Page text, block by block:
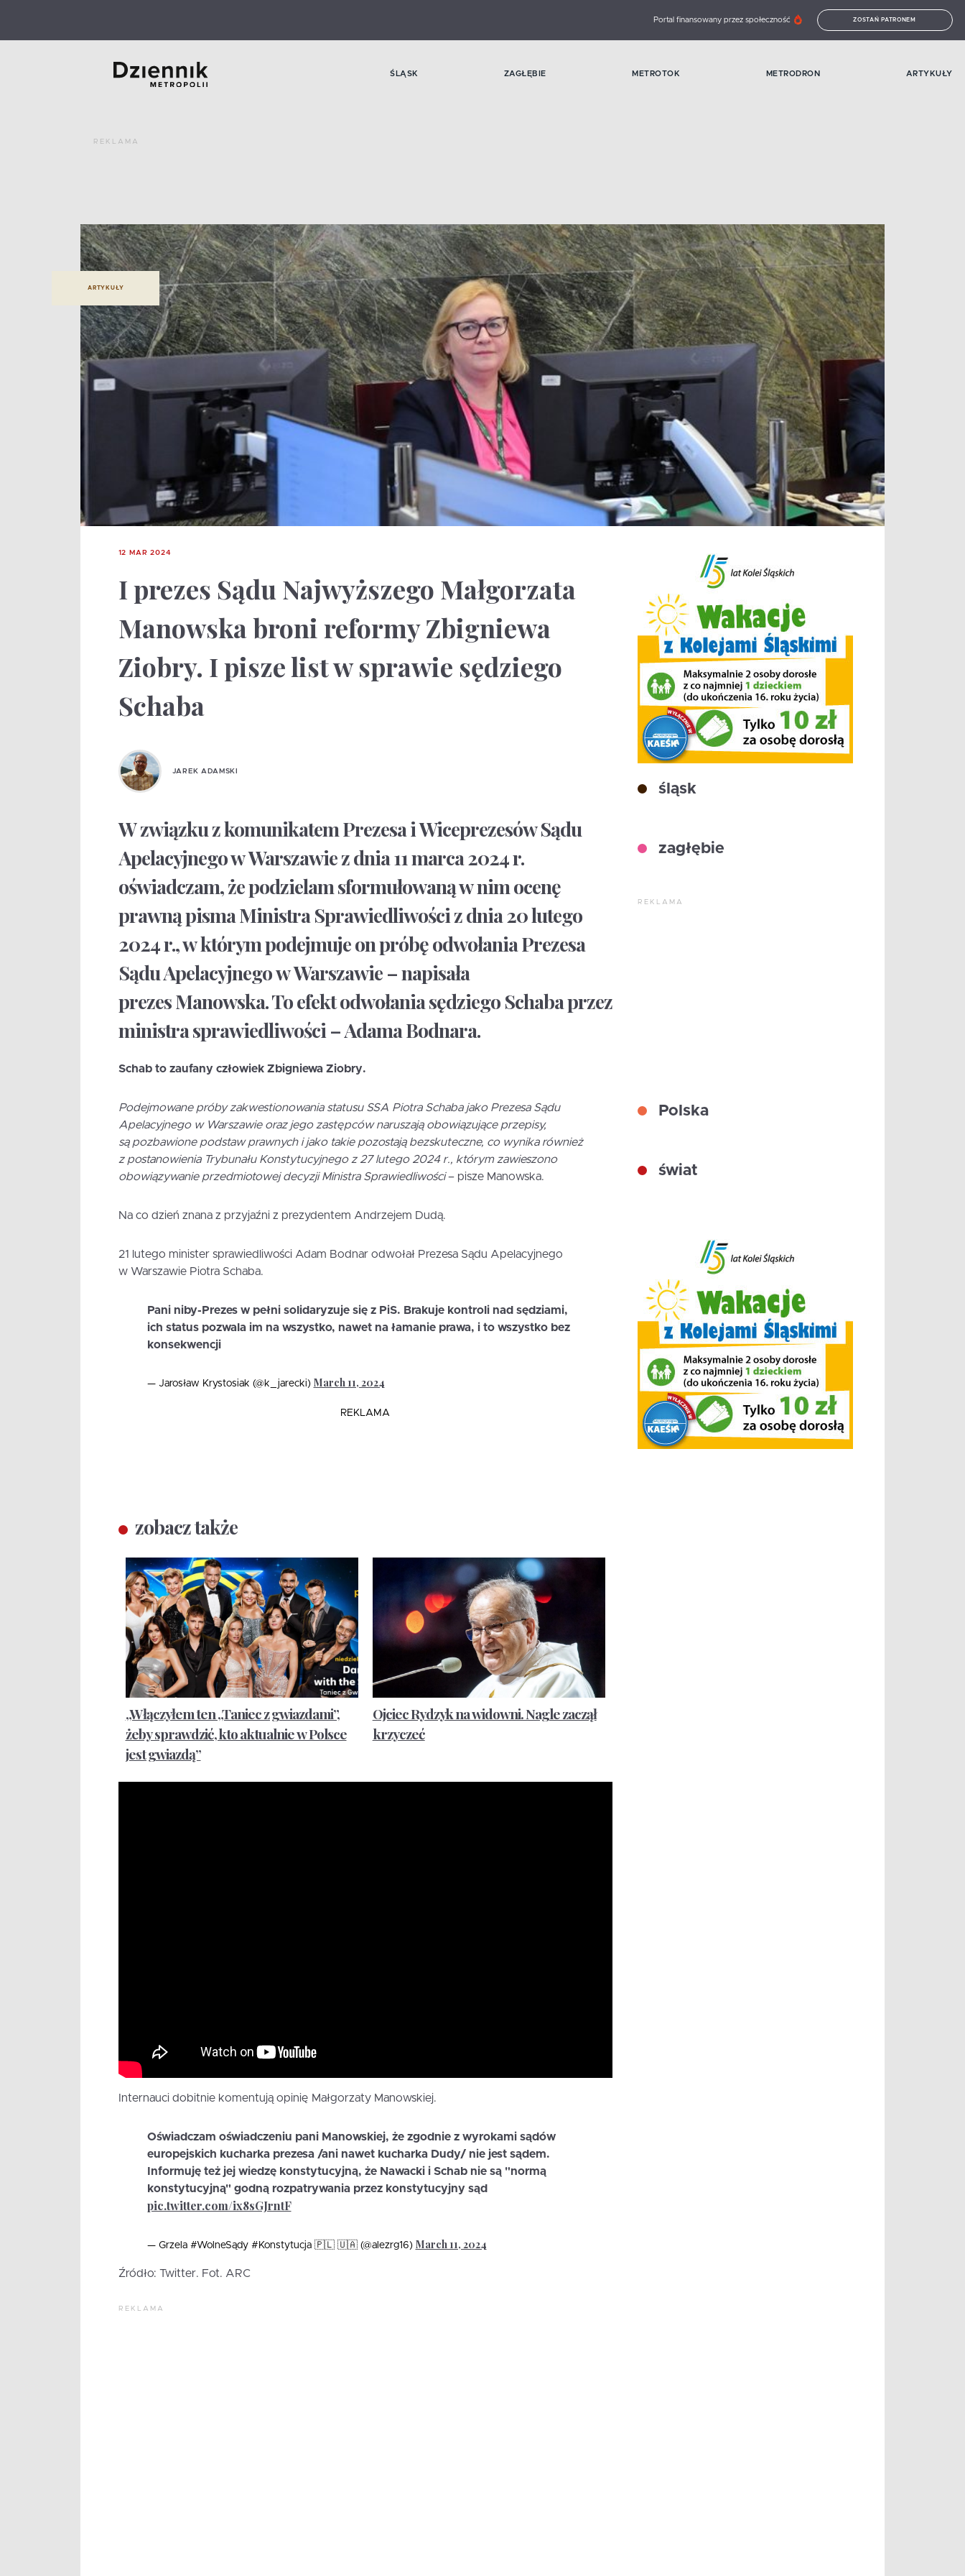
Portal finansowany przez społeczność ZOSTAŃ PATRONEM
ŚLĄSK ZAGŁĘBIE METROTOK METRODRON ARTYKUŁY
REKLAMA
ARTYKUŁY
12 MAR 2024
I prezes Sądu Najwyższego Małgorzata
Manowska broni reformy Zbigniewa
Ziobry. I pisze list w sprawie sędziego
Schaba
JAREK ADAMSKI
W związku z komunikatem Prezesa i Wiceprezesów Sądu
Apelacyjnego w Warszawie z dnia 11 marca 2024 r.
oświadczam, że podzielam sformułowaną w nim ocenę
prawną pisma Ministra Sprawiedliwości z dnia 20 lutego
2024 r., w którym podejmuje on próbę odwołania Prezesa
Sądu Apelacyjnego w Warszawie – napisała
prezes Manowska. To efekt odwołania sędziego Schaba przez
ministra sprawiedliwości – Adama Bodnara.
Schab to zaufany człowiek Zbigniewa Ziobry.
Podejmowane próby zakwestionowania statusu SSA Piotra Schaba jako Prezesa Sądu
Apelacyjnego w Warszawie oraz jego zastępców naruszają obowiązujące przepisy,
są pozbawione podstaw prawnych i jako takie pozostają bezskuteczne, co wynika również
z postanowienia Trybunału Konstytucyjnego z 27 lutego 2024 r., którym zawieszono
obowiązywanie przedmiotowej decyzji Ministra Sprawiedliwości– pisze Manowska.
Na co dzień znana z przyjaźni z prezydentem Andrzejem Dudą.
21 lutego minister sprawiedliwości Adam Bodnar odwołał Prezesa Sądu Apelacyjnego
w Warszawie Piotra Schaba.
Pani niby-Prezes w pełni solidaryzuje się z PiS. Brakuje kontroli nad sędziami,
ich status pozwala im na wszystko, nawet na łamanie prawa, i to wszystko bez
konsekwencji
— Jarosław Krystosiak (@k_jarecki) March 11, 2024
REKLAMA
zobacz także
„Włączyłem ten „Taniec z gwiazdami”,
żeby sprawdzić, kto aktualnie w Polsce
jest gwiazdą”
Ojciec Rydzyk na widowni. Nagle zaczął
krzyczeć
Internauci dobitnie komentują opinię Małgorzaty Manowskiej.
Oświadczam oświadczeniu pani Manowskiej, że zgodnie z wyrokami sądów
europejskich kucharka prezesa /ani nawet kucharka Dudy/ nie jest sądem.
Informuję też jej wiedzę konstytucyjną, że Nawacki i Schab nie są "normą
konstytucyjną" godną rozpatrywania przez konstytucyjny sąd
pic.twitter.com/ix8sGJrntF
— Grzela #WolneSądy #Konstytucja 🇵🇱 🇺🇦 (@alezrg16) March 11, 2024
Źródło: Twitter. Fot. ARC
REKLAMA
śląsk
zagłębie
REKLAMA
Polska
świat